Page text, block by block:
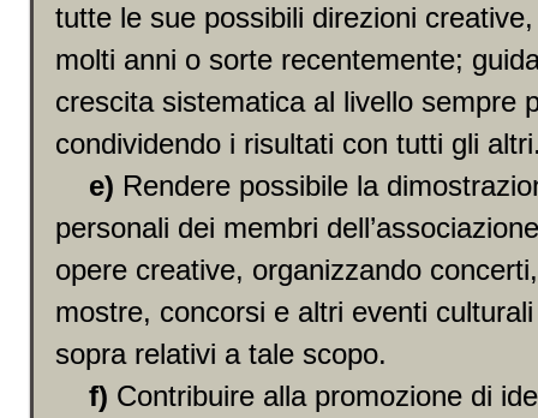
tutte le sue possibili direzioni
molti anni o sorte recentemente;
crescita sistematica al livello sempre
condividendo i risultati con tutti gli
e) Rendere possibile la
personali dei membri
opere creative, organizzando
mostre, concorsi e altri eventi
sopra relativi a tale scopo.
f) Contribuire alla promozione di